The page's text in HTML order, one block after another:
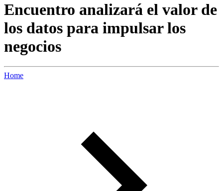
Encuentro analizará el valor de
los datos para impulsar los
negocios
Home